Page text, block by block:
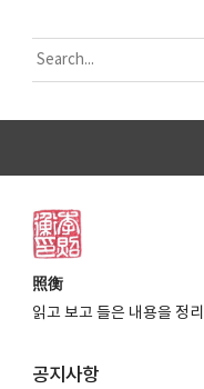
照衡
읽고 보고 들은 내용을 정
공지사항